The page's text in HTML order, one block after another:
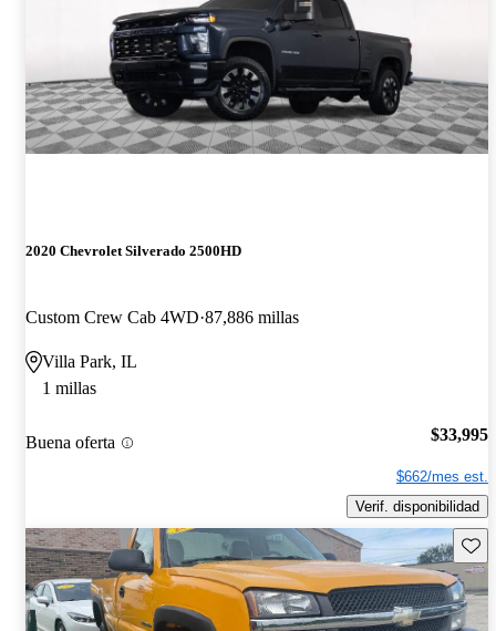
2020 Chevrolet Silverado 2500HD
Custom Crew Cab 4WD 87,886 millas
Villa Park, IL
1 millas
Buena oferta $33,995
$662/mes est.
Verif. disponibilidad